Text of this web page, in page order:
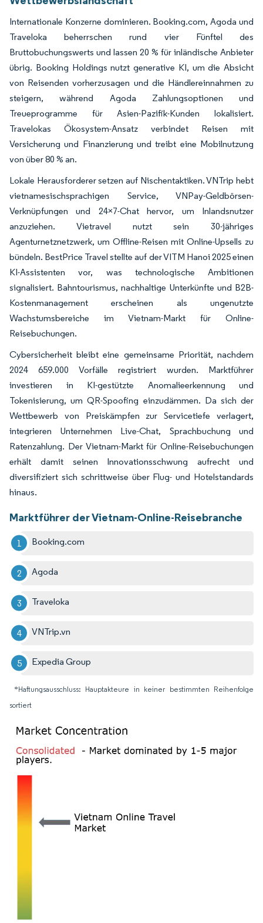
Internationale Konzerne dominieren. Booking.com, Agoda und
Traveloka beherrschen rund vier Fünftel des
Bruttobuchungswerts und lassen 20 % für inländische Anbieter
übrig. Booking Holdings nutzt generative KI, um die Absicht
von Reisenden vorherzusagen und die Händlereinnahmen zu
steigern, während Agoda Zahlungsoptionen und
Treueprogramme für Asien-Pazifik-Kunden lokalisiert.
Travelokas Ökosystem-Ansatz verbindet Reisen mit
Versicherung und Finanzierung und treibt eine Mobilnutzung
von über 80 % an.
Lokale Herausforderer setzen auf Nischentaktiken. VNTrip hebt
vietnamesischsprachigen Service, VNPay-Geldbörsen-
Verknüpfungen und 24×7-Chat hervor, um Inlandsnutzer
anzuziehen. Vietravel nutzt sein 30-jähriges
Agenturnetznetzwerk, um Offline-Reisen mit Online-Upsells zu
bündeln. BestPrice Travel stellte auf der VITM Hanoi 2025 einen
KI-Assistenten vor, was technologische Ambitionen
signalisiert. Bahntourismus, nachhaltige Unterkünfte und B2B-
Kostenmanagement erscheinen als ungenutzte
Wachstumsbereiche im Vietnam-Markt für Online-
Reisebuchungen.
Cybersicherheit bleibt eine gemeinsame Priorität, nachdem
2024 659.000 Vorfälle registriert wurden. Marktführer
investieren in KI-gestützte Anomalieerkennung und
Tokenisierung, um QR-Spoofing einzudämmen. Da sich der
Wettbewerb von Preiskämpfen zur Servicetiefe verlagert,
integrieren Unternehmen Live-Chat, Sprachbuchung und
Ratenzahlung. Der Vietnam-Markt für Online-Reisebuchungen
erhält damit seinen Innovationsschwung aufrecht und
diversifiziert sich schrittweise über Flug- und Hotelstandards
hinaus.
Marktführer der Vietnam-Online-Reisebranche
Booking.com
Agoda
Traveloka
VNTrip.vn
Expedia Group
*Haftungsausschluss: Hauptakteure in keiner bestimmten Reihenfolge
sortiert